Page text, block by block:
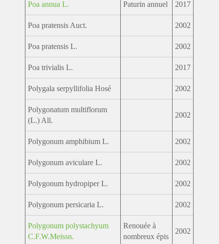
Poa annua L. Paturin annuel 2017
Poa pratensis Auct. 2002
Poa pratensis L. 2002
Poa trivialis L. 2017
Polygala serpyllifolia Hosé 2002
Polygonatum multiflorum
(L.) All.
2002
Polygonum amphibium L. 2002
Polygonum aviculare L. 2002
Polygonum hydropiper L. 2002
Polygonum persicaria L. 2002
Polygonum polystachyum
C.F.W.Meissn.
Renouée à
nombreux épis
2002